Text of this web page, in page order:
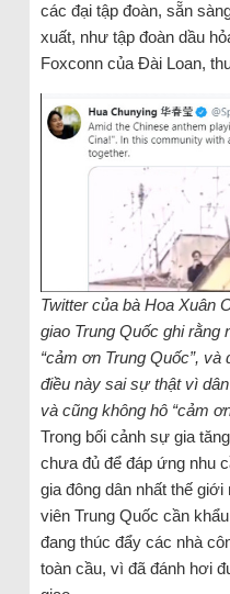
các đại tập đoàn, sẵn
xuất, như tập đoàn dầu
Foxconn của Đài Loan,
Twitter của bà Hoa Xuân
giao Trung Quốc ghi
“cảm ơn Trung Quốc”,
điều này sai sự thật vì
và cũng không hô “cảm
Trong bối cảnh sự gia
chưa đủ để đáp ứng nhu
gia đông dân nhất thế
viên Trung Quốc cần
đang thúc đẩy các nhà
toàn cầu, vì đã đánh hơi